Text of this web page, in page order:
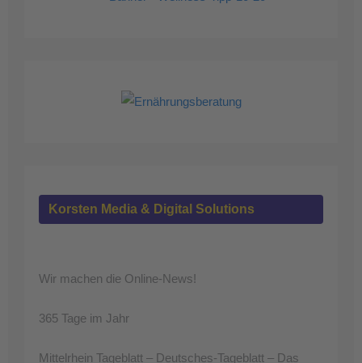
Korsten Media & Digital Solutions
Wir machen die Online-News!
365 Tage im Jahr
Mittelrhein Tageblatt – Deutsches-Tageblatt – Das